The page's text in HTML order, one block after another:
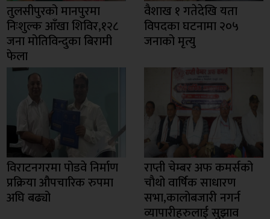
तुलसीपुरको मानपुरमा
निःशुल्क आँखा शिविर,१२८
जना मोतिविन्दुका बिरामी
फेला
वैशाख १ गतेदेखि यता
विपदका घटनामा २०५
जनाको मृत्यु
विराटनगरमा पोडवे निर्माण
प्रक्रिया औपचारिक रुपमा
अघि बढ्यो
राप्ती चेम्बर अफ कमर्सको
चाैथो वार्षिक साधारण
सभा,कालोबजारी नगर्न
व्यापारीहरुलाई सुझाव